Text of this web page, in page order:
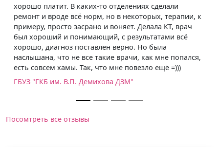
проконсультировал, отвечал на все вопросы, а я
так напала на него с вопросами, которые, возможно,
были и не по его профилю.
Центр неврологии и МРТ Люблино
Посомтреть все отзывы